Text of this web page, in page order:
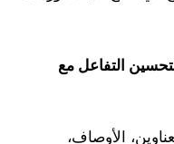
التفاعل مع
الأوصاف،